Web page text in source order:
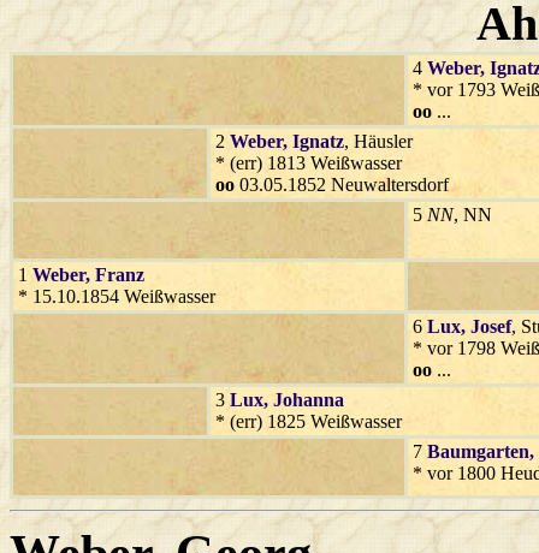
4 Weber,
* vor 1793
oo ...
2 Weber, Ignatz, Häusler
* (err) 1813 Weißwasser
oo 03.05.1852 Neuwaltersdorf
5 NN, NN
1 Weber, Franz
* 15.10.1854 Weißwasser
6 Lux, Josef,
* vor 1798
oo ...
3 Lux, Johanna
* (err) 1825 Weißwasser
7 Baumgarten,
* vor 1800